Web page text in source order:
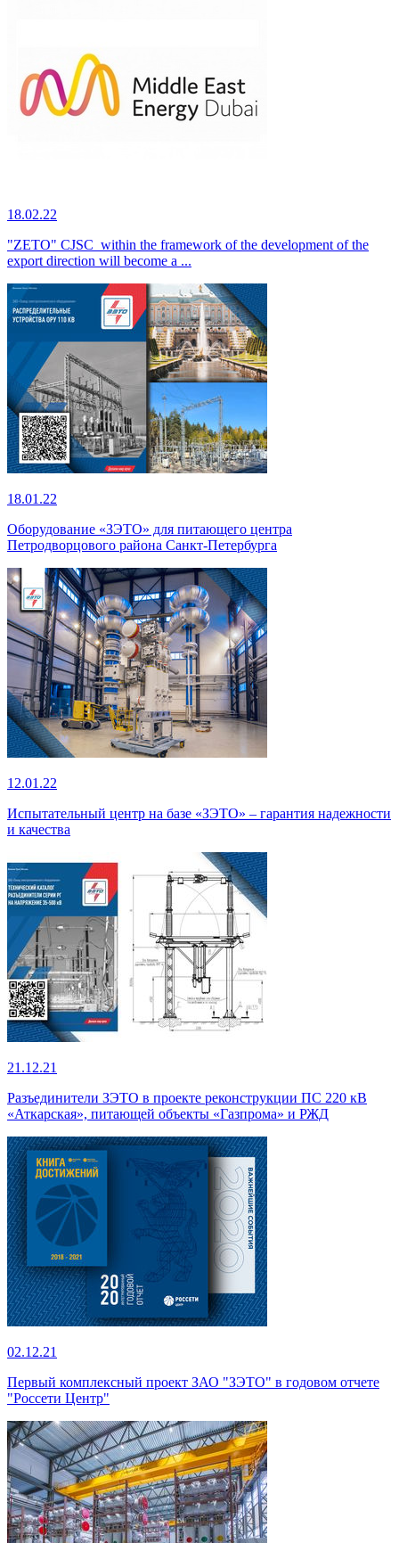
18.02.22
"ZETO" CJSC within the framework of the development of the
export direction will become a ...
18.01.22
Оборудование «ЗЭТО» для питающего центра
Петродворцового района Санкт-Петербурга
12.01.22
Испытательный центр на базе «ЗЭТО» – гарантия надежности
и качества
21.12.21
Разъединители ЗЭТО в проекте реконструкции ПС 220 кВ
«Аткарская», питающей объекты «Газпрома» и РЖД
02.12.21
Первый комплексный проект ЗАО "ЗЭТО" в годовом отчете
"Россети Центр"